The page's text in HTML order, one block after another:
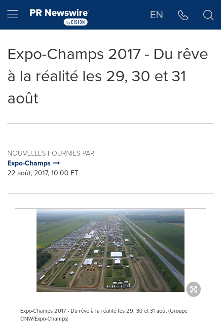
Hamburger menu EN
Expo-Champs 2017 - Du rêve
à la réalité les 29, 30 et 31
août
NOUVELLES FOURNIES PAR
Expo-Champs
22 août, 2017, 10:00 ET
Expo-Champs 2017 - Du rêve à la réalité les 29, 30 et 31 août (Groupe
CNW/Expo-Champs)